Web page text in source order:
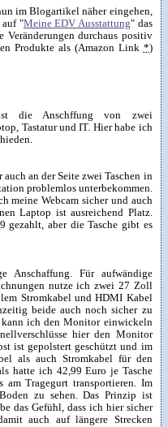
im Blogartikel näher eingehen,
auf "Meine EDV Ausstattung" das
Veränderungen durchaus positiv
Produkte als (Amazon Link *)
die Anschffung von zwei
Tastatur und IT. Hier habe ich
an der Seite zwei Taschen in
problemlos unterbekommen.
meine Webcam sicher und auch
Laptop ist ausreichend Platz.
gezahlt, aber die Tasche gibt es
Anschaffung. Für aufwändige
nutze ich zwei 27 Zoll
Stromkabel und HDMI Kabel
beide auch noch sicher zu
kann ich den Monitor einwickeln
hier den Monitor
ist gepolstert geschützt und im
als auch Stromkabel für den
hatte ich 42,99 Euro je Tasche
Tragegurt transportieren. Im
zu sehen. Das Prinzip ist
das Gefühl, dass ich hier sicher
auch auf längere Strecken